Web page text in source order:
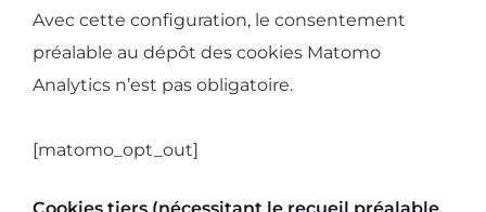
Avec cette configuration, le consentement
préalable au dépôt des cookies Matomo
Analytics n’est pas obligatoire.
[matomo_opt_out]